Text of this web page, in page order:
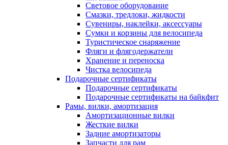
Световое оборудование
Смазки, тредлоки, жидкости
Сувениры, наклейки, аксессуары
Сумки и корзины для велосипеда
Туристическое снаряжение
Фляги и флягодержатели
Хранение и переноска
Чистка велосипеда
Подарочные сертификаты
Подарочные сертификаты
Подарочные сертификаты на байкфит
Рамы, вилки, амортизация
Амортизационные вилки
Жесткие вилки
Задние амортизаторы
Запчасти для рам